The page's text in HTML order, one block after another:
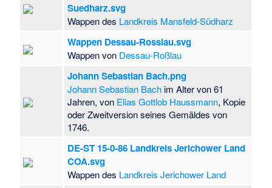
Kriegerdenkmal
Miesterhorst
Kriegerdenkmal
Nettgau
Kriegerdenkmal
Parleib·
Kriegerdenkmal
Peckfitz·
Kriegerdenkmal
Kriegerdenkmal
Suedharz.svg
Wappen des Landkreis Mansfeld-Südharz
Wappen Dessau-Rosslau.svg
Wappen von Dessau-Roßlau
Johann Sebastian Bach.png
Johann Sebastian Bach im Alter von 61
Jahren, von Elias Gottlob Haussmann, Kopie
oder Zweitversion seines Gemäldes von
1746.
DE-ST 15-0-86 Landkreis Jerichower Land
COA.svg
Wappen des Landkreis Jerichower Land